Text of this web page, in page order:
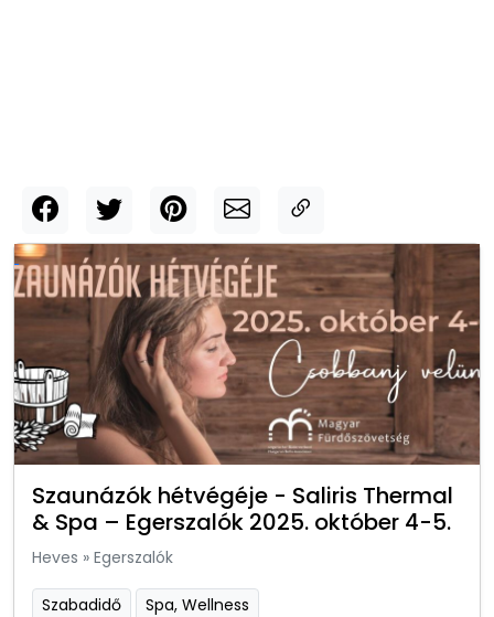
Szaunázók hétvégéje - Saliris Thermal
& Spa – Egerszalók 2025. október 4-5.
Heves » Egerszalók
Szabadidő Spa, Wellness